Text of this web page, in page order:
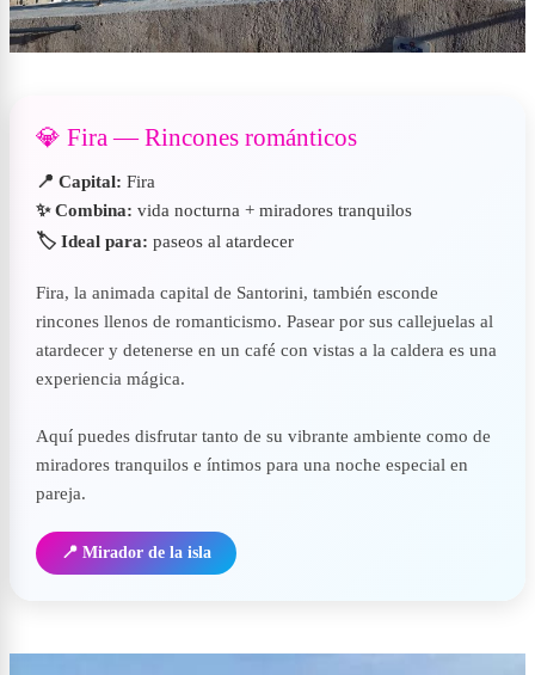
💎 Fira — Rincones románticos
📍 Capital: Fira
✨ Combina: vida nocturna + miradores tranquilos
🏷️ Ideal para: paseos al atardecer
Fira, la animada capital de Santorini, también esconde
rincones llenos de romanticismo. Pasear por sus callejuelas al
atardecer y detenerse en un café con vistas a la caldera es una
experiencia mágica.
Aquí puedes disfrutar tanto de su vibrante ambiente como de
miradores tranquilos e íntimos para una noche especial en
pareja.
📍 Mirador de la isla